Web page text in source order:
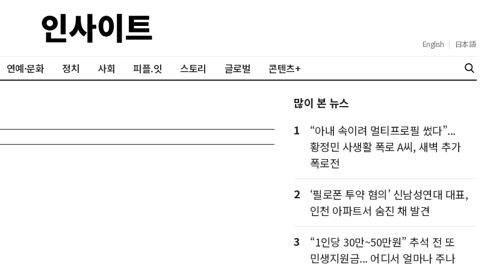
English | 日本語
연예·문화 정치 사회 피플.잇 스토리 글로벌 콘텐츠+
많이 본 뉴스
1
“아내 속이려 멀티프로필 썼다”...
황정민 사생활 폭로 A씨, 새벽 추가
폭로전
2
‘필로폰 투약 혐의’ 신남성연대 대표,
인천 아파트서 숨진 채 발견
3
“1인당 30만~50만원” 추석 전 또
민생지원금... 어디서 얼마나 주나